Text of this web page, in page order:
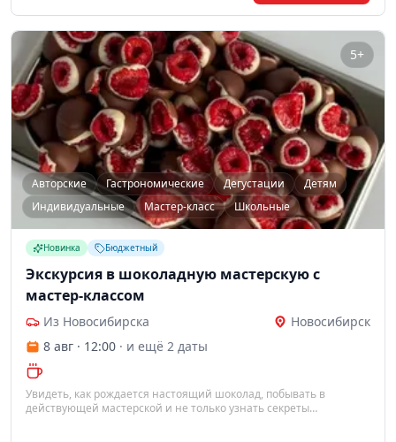
5+
Авторские Гастрономические Дегустации
Детям
Индивидуальные
Мастер-класс Школьные
Новинка Бюджетный
Экскурсия в шоколадную мастерскую с
мастер-классом
Из Новосибирска
Новосибирск
8 авг · 12:00 · и ещё 2 даты
Увидеть, как рождается настоящий шоколад, побывать в
действующей мастерской и не только узнать секреты